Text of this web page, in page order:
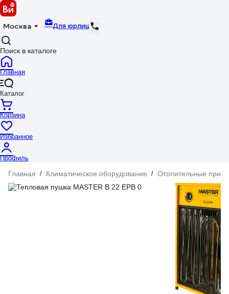
Москва Для юрлиц
Поиск в каталоге
Главная
Каталог
Корзина
Избранное
Профиль
Главная / Климатическое оборудование / Отопительные